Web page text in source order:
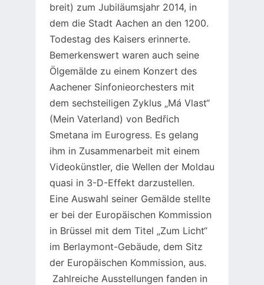
breit) zum Jubiläumsjahr 2014, in
dem die Stadt Aachen an den 1200.
Todestag des Kaisers erinnerte.
Bemerkenswert waren auch seine
Ölgemälde zu einem Konzert des
Aachener Sinfonieorchesters mit
dem sechsteiligen Zyklus „Má Vlast“
(Mein Vaterland) von Bedřich
Smetana im Eurogress. Es gelang
ihm in Zusammenarbeit mit einem
Videokünstler, die Wellen der Moldau
quasi in 3-D-Effekt darzustellen.
Eine Auswahl seiner Gemälde stellte
er bei der Europäischen Kommission
in Brüssel mit dem Titel „Zum Licht“
im Berlaymont-Gebäude, dem Sitz
der Europäischen Kommission, aus.
Zahlreiche Ausstellungen fanden in